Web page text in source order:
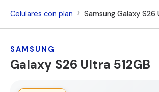
Celulares con plan Samsung Galaxy S26
SAMSUNG
Galaxy S26 Ultra 512GB